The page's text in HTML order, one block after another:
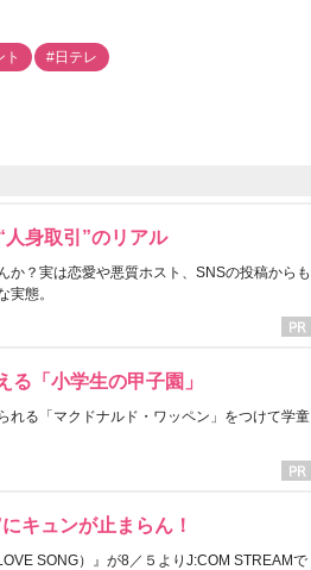
ト #日テレ
人身取引”のリアル
か？実は恋愛や悪質ホスト、SNSの投稿からも
実態。
「小学生の甲子園」
れる「マクドナルド・ワッペン」をつけて学童
キュンが止まらん！
SONG）』が8／５よりJ:COM STREAMで